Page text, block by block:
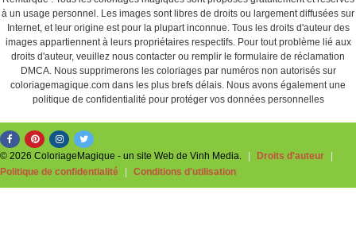
à un usage personnel. Les images sont libres de droits ou largement diffusées sur
Internet, et leur origine est pour la plupart inconnue. Tous les droits d'auteur des
images appartiennent à leurs propriétaires respectifs. Pour tout problème lié aux
droits d'auteur, veuillez nous contacter ou remplir le formulaire de réclamation
DMCA. Nous supprimerons les coloriages par numéros non autorisés sur
coloriagemagique.com dans les plus brefs délais. Nous avons également une
politique de confidentialité pour protéger vos données personnelles
© 2026 ColoriageMagique - un site Web de Vinh Media. Droits d'auteur
Politique de confidentialité
Conditions d'utilisation